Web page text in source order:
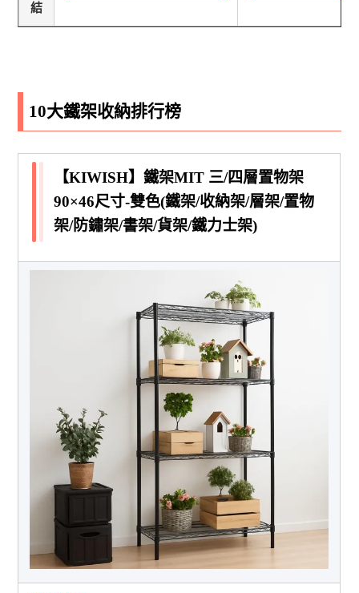
結
10大鐵架收納排行榜
【KIWISH】鐵架MIT 三/四層置物架
90×46尺寸-雙色(鐵架/收納架/層架/置物
架/防鏽架/書架/貨架/鐵力士架)